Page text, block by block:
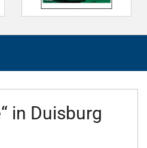
in Duisburg